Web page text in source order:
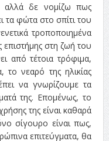
αλλά δε νομίζω πως
τα φώτα στο σπίτι του
τροποποιημένα
επιστήμης στη ζωή του
από τέτοια τρόφιμα,
το νεαρό της ηλικίας
να γνωρίζουμε τα
της. Επομένως, το
της είναι καθαρά
σίγουρο είναι πως,
επιτεύγματα, θα